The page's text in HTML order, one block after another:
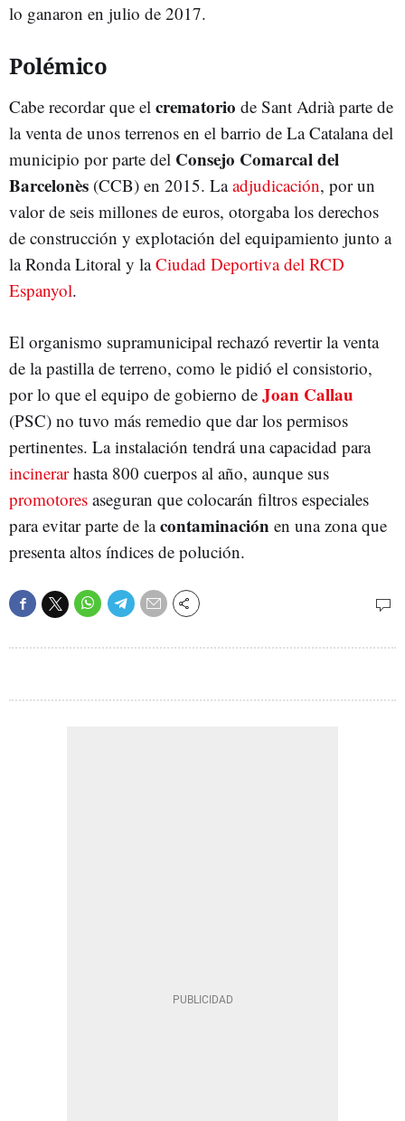
lo ganaron en julio de 2017.
Polémico
Cabe recordar que el crematorio de Sant Adrià parte de
la venta de unos terrenos en el barrio de La Catalana del
municipio por parte del Consejo Comarcal del
Barcelonès (CCB) en 2015. Laadjudicación, por un
valor de seis millones de euros, otorgaba los derechos
de construcción y explotación del equipamiento junto a
la Ronda Litoral y laCiudad Deportiva del RCD
Espanyol.
El organismo supramunicipal rechazó revertir la venta
de la pastilla de terreno, como le pidió el consistorio,
por lo que el equipo de gobierno de Joan Callau
(PSC) no tuvo más remedio que dar los permisos
pertinentes. La instalación tendrá una capacidad para
incinerarhasta 800 cuerpos al año, aunque sus
promotores aseguran que colocarán filtros especiales
para evitar parte de lacontaminación en una zona que
presenta altos índices de polución.